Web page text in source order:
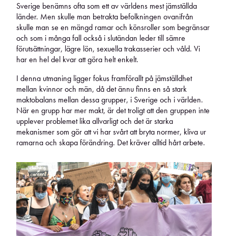
Sverige benämns ofta som ett av världens mest jämställda
länder. Men skulle man betrakta befolkningen ovanifrån
skulle man se en mängd ramar och könsroller som begränsar
och som i många fall också i slutändan leder till sämre
förutsättningar, lägre lön, sexuella trakasserier och våld. Vi
har en hel del kvar att göra helt enkelt.
I denna utmaning ligger fokus framförallt på jämställdhet
mellan kvinnor och män, då det ännu finns en så stark
maktobalans mellan dessa grupper, i Sverige och i världen.
När en grupp har mer makt, är det troligt att den gruppen inte
upplever problemet lika allvarligt och det är starka
mekanismer som gör att vi har svårt att bryta normer, kliva ur
ramarna och skapa förändring. Det kräver alltid hårt arbete.